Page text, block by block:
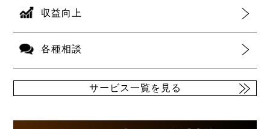
収益向上
各種相談
サービス一覧を見る